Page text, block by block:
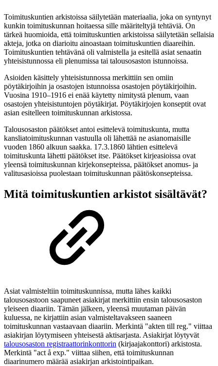
Toimituskuntien arkistoissa säilytetään materiaalia, joka on syntynyt
kunkin toimituskunnan hoitaessa sille määriteltyjä tehtäviä. On
tärkeä huomioida, että toimituskuntien arkistoissa säilytetään sellaisia
akteja, jotka on diarioitu ainoastaan toimituskuntien diaareihin.
Toimituskuntien tehtävänä oli valmistella ja esitellä asiat senaatin
yhteisistunnossa eli plenumissa tai talousosaston istunnoissa.
Asioiden käsittely yhteisistunnossa merkittiin sen omiin
pöytäkirjoihin ja osastojen istunnoissa osastojen pöytäkirjoihin.
Vuosina 1910–1916 ei enää käytetty nimitystä plenum, vaan
osastojen yhteisistuntojen pöytäkirjat. Pöytäkirjojen konseptit ovat
asian esitelleen toimituskunnan arkistossa.
Talousosaston päätökset antoi esittelevä toimituskunta, mutta
kansliatoimituskunnan vastuulla oli lähettää ne asianomaisille
vuoden 1860 alkuun saakka. 17.3.1860 lähtien esittelevä
toimituskunta lähetti päätökset itse. Päätökset kirjeasioissa ovat
yleensä toimituskunnan kirjekonsepteissa, päätökset anomus- ja
valitusasioissa puolestaan toimituskunnan päätöskonsepteissa.
Mitä toimituskuntien arkistot sisältävät?
Asiat valmisteltiin toimituskunnissa, mutta lähes kaikki
talousosastoon saapuneet asiakirjat merkittiin ensin talousosaston
yleiseen diaariin. Tämän jälkeen, yleensä muutaman päivän
kuluessa, ne kirjattiin asian valmisteltavakseen saaneen
toimituskunnan vastaavaan diaariin. Merkintä "akten till reg." viittaa
asiakirjan löytymiseen yhteisestä aktisarjasta. Asiakirjat löytyvät
talousosaston registraattorinkonttorin (kirjaajakonttori) arkistosta.
Merkintä "act å exp." viittaa siihen, että toimituskunnan
diaarinumero määrää asiakirjan arkistointipaikan.